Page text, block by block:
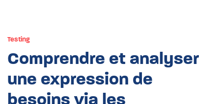
Testing
Comprendre et analyser
une expression de
besoins via les